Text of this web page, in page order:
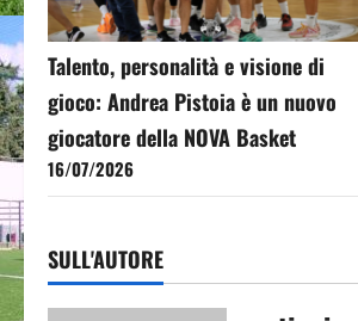
Talento, personalità e visione di
gioco: Andrea Pistoia è un nuovo
giocatore della NOVA Basket
16/07/2026
SULL'AUTORE